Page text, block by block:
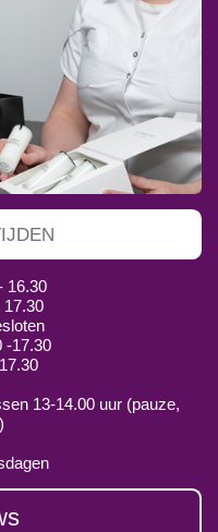
16.30
17.30
-17.30
13-14.00 uur (pauze,